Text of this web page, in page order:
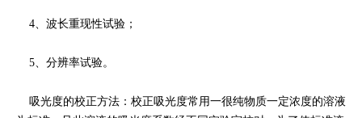
4、波长重现性试验；
5、分辨率试验。
吸光度的校正方法：校正吸光度常用一很纯物质一定浓度的溶液